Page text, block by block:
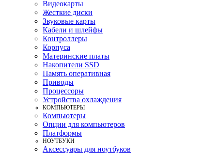
Видеокарты
Жесткие диски
Звуковые карты
Кабели и шлейфы
Контроллеры
Корпуса
Материнские платы
Накопители SSD
Память оперативная
Приводы
Процессоры
Устройства охлаждения
КОМПЬЮТЕРЫ
Компьютеры
Опции для компьютеров
Платформы
НОУТБУКИ
Аксессуары для ноутбуков